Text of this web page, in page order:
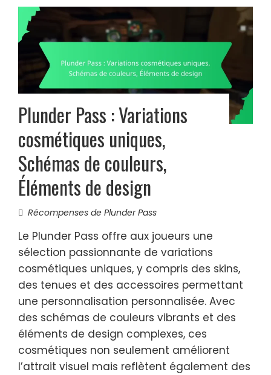
Plunder Pass : Variations
cosmétiques uniques,
Schémas de couleurs,
Éléments de design
Récompenses de Plunder Pass
Le Plunder Pass offre aux joueurs une
sélection passionnante de variations
cosmétiques uniques, y compris des skins,
des tenues et des accessoires permettant
une personnalisation personnalisée. Avec
des schémas de couleurs vibrants et des
éléments de design complexes, ces
cosmétiques non seulement améliorent
l’attrait visuel mais reflètent également des